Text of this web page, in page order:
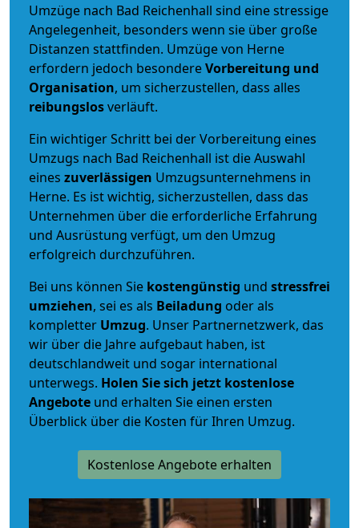
Umzüge nach Bad Reichenhall sind eine stressige
Angelegenheit, besonders wenn sie über große
Distanzen stattfinden. Umzüge von Herne
erfordern jedoch besondereVorbereitung und
Organisation, um sicherzustellen, dass alles
reibungslosverläuft.
Ein wichtiger Schritt bei der Vorbereitung eines
Umzugs nach Bad Reichenhall ist die Auswahl
eines zuverlässigen Umzugsunternehmens in
Herne. Es ist wichtig, sicherzustellen, dass das
Unternehmen über die erforderliche Erfahrung
und Ausrüstung verfügt, um den Umzug
erfolgreich durchzuführen.
Bei uns können Sie kostengünstig und stressfrei
umziehen, sei es als Beiladung oder als
kompletter Umzug. Unser Partnernetzwerk, das
wir über die Jahre aufgebaut haben, ist
deutschlandweit und sogar international
unterwegs. Holen Sie sich jetzt kostenlose
Angebote und erhalten Sie einen ersten
Überblick über die Kosten für Ihren Umzug.
Kostenlose Angebote erhalten